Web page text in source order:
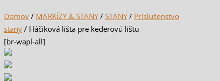
Domov / MARKÍZY & STANY/ STANY/ Príslušenstvo
stany / Háčiková lišta pre kederovú lištu
[br-wapl-all]